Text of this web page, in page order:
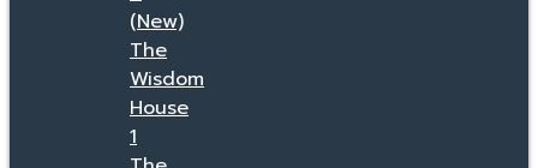
(New)
The
Wisdom
House
1